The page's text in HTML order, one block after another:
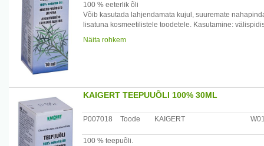
100 % eeterlik õli
Võib kasutada lahjendamata kujul, suuremate
lisatuna kosmeetilistele toodetele. Kasutamine:
/*/*
Näita rohkem
KAIGERT TEEPUUÕLI 100% 30ML
P007018 Toode KAIGERT
100 % teepuõli.